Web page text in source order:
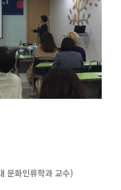
문화인류학과 교수)